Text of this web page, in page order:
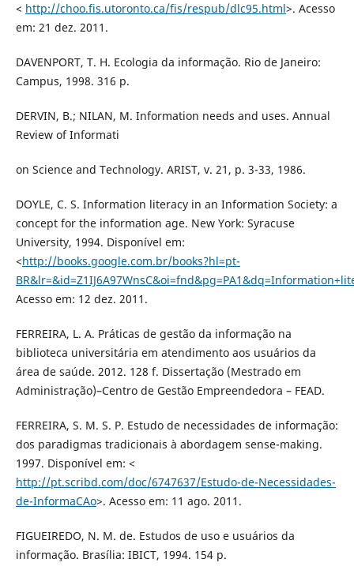
< http://choo.fis.utoronto.ca/fis/respub/dlc95.html>. Acesso
em: 21 dez. 2011.
DAVENPORT, T. H. Ecologia da informação. Rio de Janeiro:
Campus, 1998. 316 p.
DERVIN, B.; NILAN, M. Information needs and uses. Annual
Review of Informati
on Science and Technology. ARIST, v. 21, p. 3-33, 1986.
DOYLE, C. S. Information literacy in an Information Society: a
concept for the information age. New York: Syracuse
University, 1994. Disponível em:
<http://books.google.com.br/books?hl=pt-
Acesso em: 12 dez. 2011.
FERREIRA, L. A. Práticas de gestão da informação na
biblioteca universitária em atendimento aos usuários da
área de saúde. 2012. 128 f. Dissertação (Mestrado em
Administração)–Centro de Gestão Empreendedora – FEAD.
FERREIRA, S. M. S. P. Estudo de necessidades de informação:
dos paradigmas tradicionais à abordagem sense-making.
1997. Disponível em: <
http://pt.scribd.com/doc/6747637/Estudo-de-Necessidades-
de-InformaCAo>. Acesso em: 11 ago. 2011.
FIGUEIREDO, N. M. de. Estudos de uso e usuários da
informação. Brasília: IBICT, 1994. 154 p.